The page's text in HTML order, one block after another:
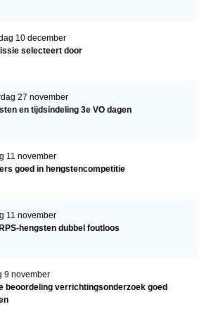
10 december
selecteert door
27 november
en tijdsindeling 3e VO dagen
11 november
goed in hengstencompetitie
11 november
hengsten dubbel foutloos
9 november
beoordeling verrichtingsonderzoek goed